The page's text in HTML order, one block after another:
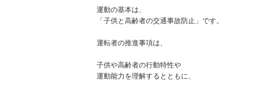
運動の基本は、
「子供と高齢者の交通事故防止」です。
運転者の推進事項は、
子供や高齢者の行動特性や
運動能力を理解するとともに、